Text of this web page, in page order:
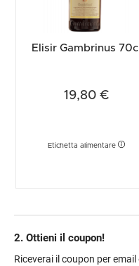
Elisir Gambrinus 70cl
19,80 €
Etichetta alimentare
2. Ottieni il coupon!
Riceverai il coupon per